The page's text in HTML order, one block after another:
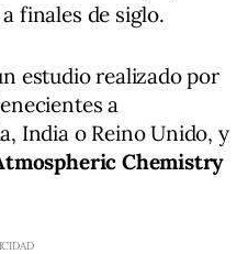
finales de siglo.
estudio realizado por
a
India o Reino Unido, y
Chemistry